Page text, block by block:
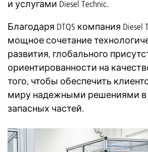
и услугами Diesel Technic.
Благодаря DTQS компания Diesel
мощное сочетание
развития, глобального
ориентированности на
того, чтобы обеспечить
миру надежными решениями в
запасных частей.